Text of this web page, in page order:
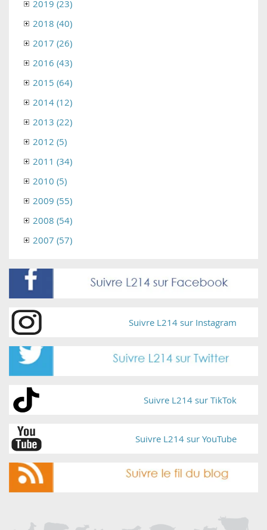
2019 (23)
2018 (40)
2017 (26)
2016 (43)
2015 (64)
2014 (12)
2013 (22)
2012 (5)
2011 (34)
2010 (5)
2009 (55)
2008 (54)
2007 (57)
Suivre L214 sur Instagram
Suivre L214 sur TikTok
Suivre L214 sur YouTube